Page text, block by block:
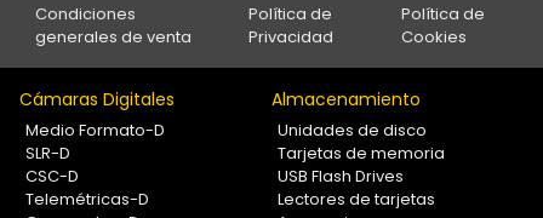
Condiciones
generales de venta
Política de
Privacidad
Política de
Cookies
Cámaras Digitales
Medio Formato-D
SLR-D
CSC-D
Telemétricas-D
Almacenamiento
Unidades de disco
Tarjetas de memoria
USB Flash Drives
Lectores de tarjetas